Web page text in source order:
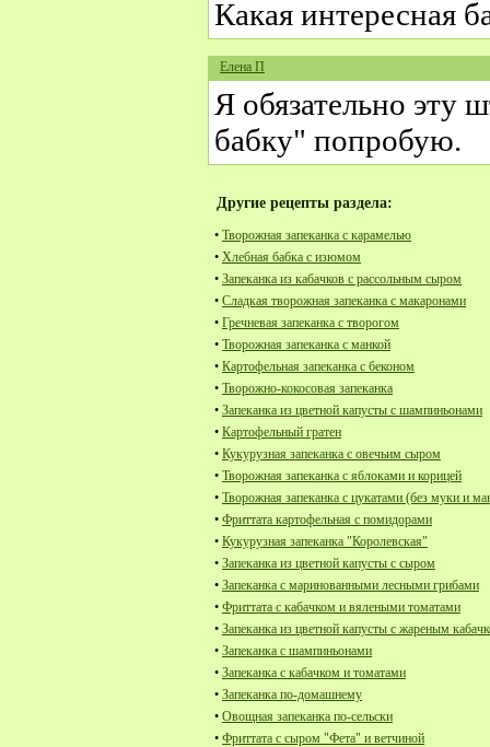
Какая интересная
Елена П
Я обязательно
бабку" попробую.
Другие рецепты раздела:
• Творожная запеканка с карамелью
• Хлебная бабка с изюмом
• Запеканка из кабачков с рассольным сыром
• Сладкая творожная запеканка с макаронами
• Гречневая запеканка с творогом
• Творожная запеканка с манкой
• Картофельная запеканка с беконом
• Творожно-кокосовая запеканка
• Запеканка из цветной капусты с шампиньонами
• Картофельный гратен
• Кукурузная запеканка с овечьим сыром
• Творожная запеканка с яблоками и корицей
• Творожная запеканка с цукатами (без муки и
• Фриттата картофельная с помидорами
• Кукурузная запеканка "Королевская"
• Запеканка из цветной капусты с сыром
• Запеканка с маринованными лесными грибами
• Фриттата с кабачком и вялеными томатами
• Запеканка из цветной капусты с жареным
• Запеканка с шампиньонами
• Запеканка с кабачком и томатами
• Запеканка по-домашнему
• Овощная запеканка по-сельски
• Фриттата с сыром "Фета" и ветчиной